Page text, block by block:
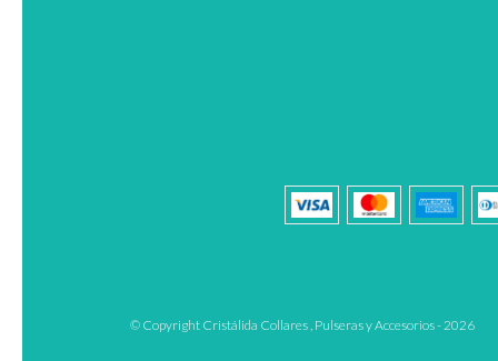
© Copyright Cristálida Collares , Pulseras y Accesorios - 2026